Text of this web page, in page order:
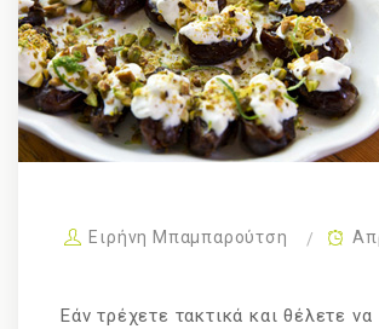
Ειρήνη Μπαμπαρούτση
Εάν τρέχετε τακτικά και θέλετε να